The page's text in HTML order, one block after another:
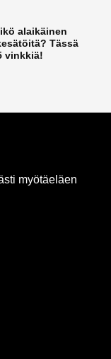
alaikäinen
Tässä
vinkkiä!
myötäeläen